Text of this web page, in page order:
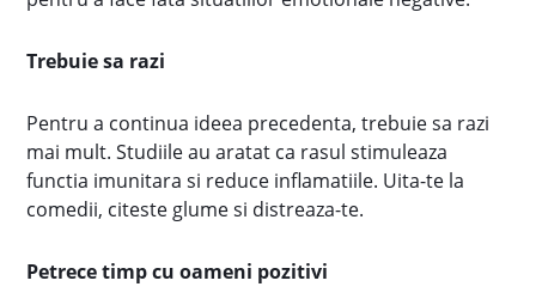
Trebuie sa razi
Pentru a continua ideea precedenta, trebuie sa razi
mai mult. Studiile au aratat ca rasul stimuleaza
functia imunitara si reduce inflamatiile. Uita-te la
comedii, citeste glume si distreaza-te.
Petrece timp cu oameni pozitivi